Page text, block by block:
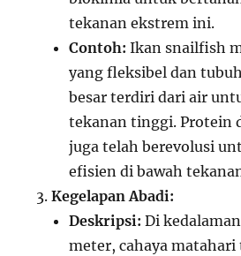
tekanan ekstrem ini.
Contoh: Ikan snailfish
yang fleksibel dan
besar terdiri dari air
tekanan tinggi. Protein
juga telah berevolusi
efisien di bawah
Kegelapan Abadi:
Deskripsi: Di
meter, cahaya matahari